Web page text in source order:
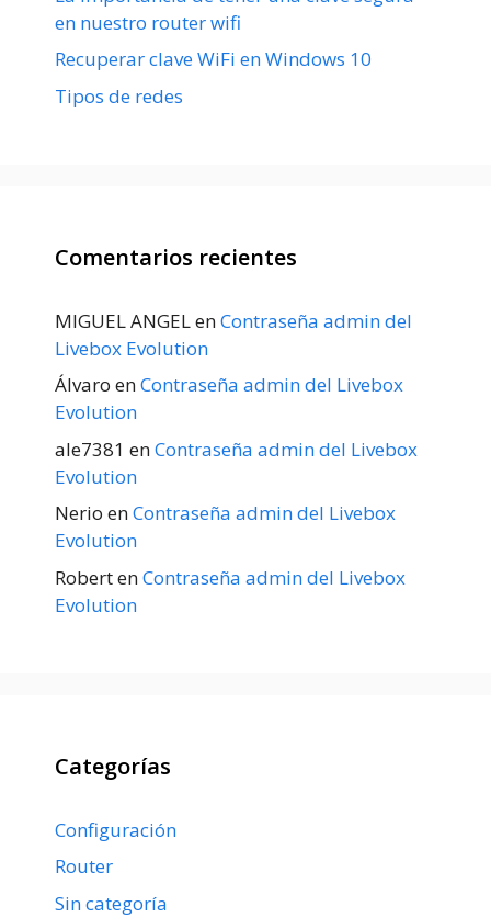
en nuestro router wifi
Recuperar clave WiFi en Windows 10
Tipos de redes
Comentarios recientes
MIGUEL ANGELenContraseña admin del
Livebox Evolution
Álvaro enContraseña admin del Livebox
Evolution
ale7381 enContraseña admin del Livebox
Evolution
Nerio enContraseña admin del Livebox
Evolution
RobertenContraseña admin del Livebox
Evolution
Categorías
Configuración
Router
Sin categoría